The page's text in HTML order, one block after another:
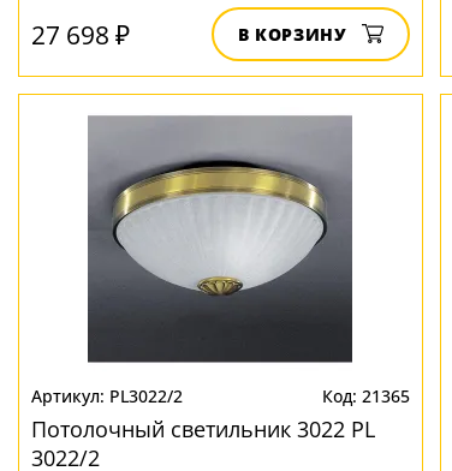
27 698 ₽ В КОРЗИНУ
PL3022/2 21365
Потолочный светильник 3022 PL
3022/2